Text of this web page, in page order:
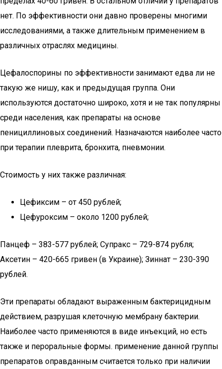
нет. По эффективности они давно проверены многими
исследованиями, а также длительным применением в
различных отраслях медицины.
Цефалоспорины по эффективности занимают едва ли не
такую же нишу, как и предыдущая группа. Они
используются достаточно широко, хотя и не так популярны
среди населения, как препараты на основе
пенициллиновых соединений. Назначаются наиболее часто
при терапии плеврита, бронхита, пневмонии.
Стоимость у них также различная:
Цефиксим – от 450 рублей;
Цефуроксим – около 1200 рублей;
Панцеф – 383-577 рублей; Супракс – 729-874 рубля;
Аксетин – 420-665 гривен (в Украине); Зиннат – 230-390
рублей.
Эти препараты обладают выраженным бактерицидным
действием, разрушая клеточную мембрану бактерии.
Наиболее часто применяются в виде инъекций, но есть
также и пероральные формы. применение данной группы
препаратов оправданным считается только при наличии